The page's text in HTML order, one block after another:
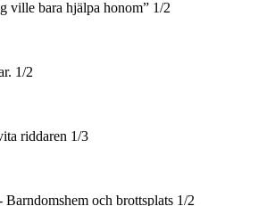
ville bara hjälpa honom” 1/2
1/2
riddaren 1/3
och brottsplats 1/2